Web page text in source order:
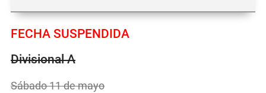
FECHA SUSPENDIDA
Divisional A
Sábado 11 de mayo